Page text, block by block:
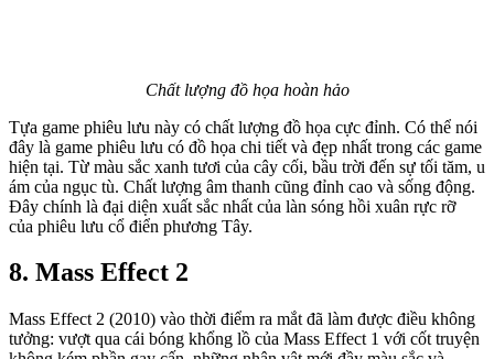
Chất lượng đồ họa hoàn hảo
Tựa game phiêu lưu này có chất lượng đồ họa cực đỉnh. Có thể nói
đây là game phiêu lưu có đồ họa chi tiết và đẹp nhất trong các game
hiện tại. Từ màu sắc xanh tươi của cây cối, bầu trời đến sự tối tăm, u
ám của ngục tù. Chất lượng âm thanh cũng đỉnh cao và sống động.
Đây chính là đại diện xuất sắc nhất của làn sóng hồi xuân rực rỡ
của phiêu lưu cổ điển phương Tây.
8. Mass Effect 2
Mass Effect 2 (2010) vào thời điểm ra mắt đã làm được điều không
tưởng: vượt qua cái bóng khổng lồ của Mass Effect 1 với cốt truyện